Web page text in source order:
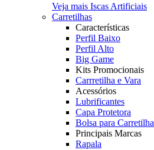
Veja mais Iscas Artificiais
Carretilhas
Características
Perfil Baixo
Perfil Alto
Big Game
Kits Promocionais
Carrretilha e Vara
Acessórios
Lubrificantes
Capa Protetora
Bolsa para Carretilha
Principais Marcas
Rapala